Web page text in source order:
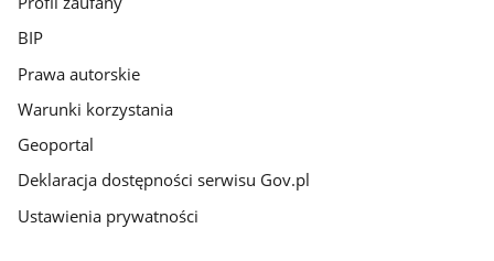
BIP
Prawa autorskie
Warunki korzystania
Geoportal
Deklaracja dostępności serwisu Gov.pl
Ustawienia prywatności